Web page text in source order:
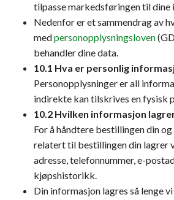
tilpasse markedsføringen til dine
Nedenfor er et sammendrag av
medpersonopplysningsloven
behandler dine data.
10.1 Hva er personlig
Personopplysninger er all
indirekte kan tilskrives en fysisk
10.2 Hvilken informasjon
For å håndtere bestillingen din
relatert til bestillingen din lagrer
adresse, telefonnummer, e-
kjøpshistorikk.
Din informasjon lagres så lenge